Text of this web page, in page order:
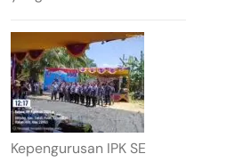
Kepengurusan IPK SE